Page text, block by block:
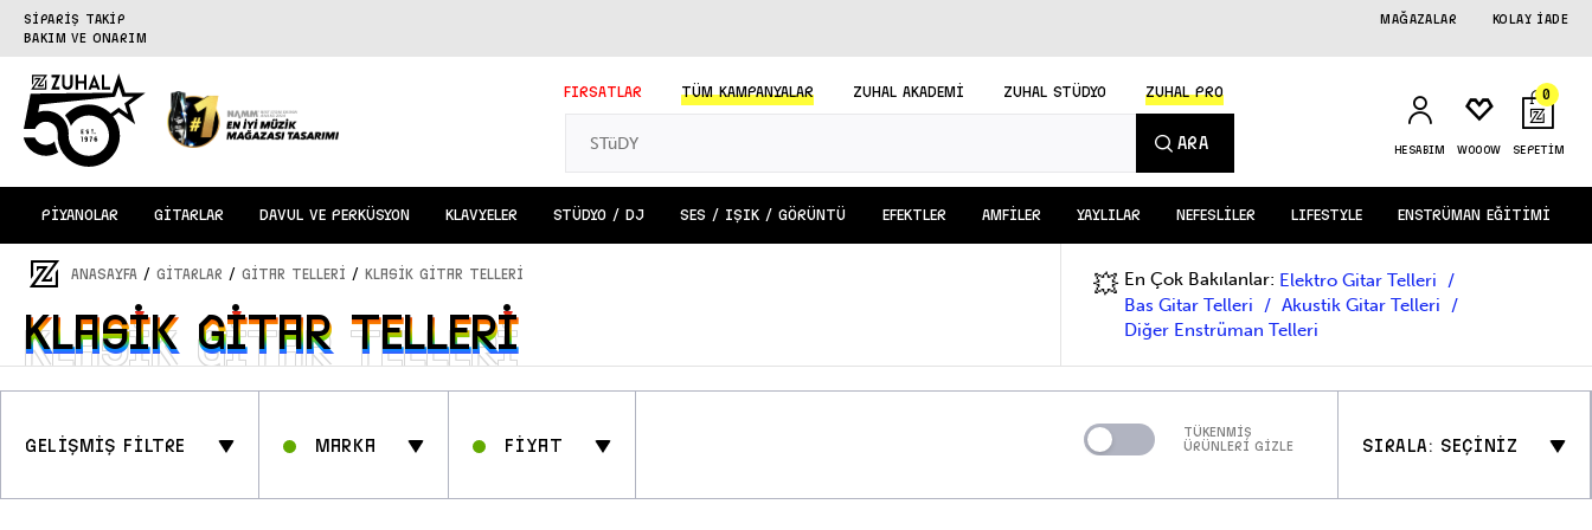
SİPARİŞ TAKİP
BAKIM VE ONARIM
KOLAY İADE
MAĞAZALAR
FIRSATLAR TÜMKAMPANYALAR ZUHAL AKADEMİ ZUHAL STÜDYO ZUHAL PRO
ARA HESABIM WOOOW
0
SEPETİM
PİYANOLAR GİTARLAR DAVUL VE PERKÜSYON KLAVYELER STÜDYO / DJ SES / IŞIK / GÖRÜNTÜ EFEKTLER AMFİLER YAYLILAR NEFESLİLER LIFESTYLE ENSTRÜMAN EĞİTİMİ
ANASAYFA / GİTARLAR / Gitar Telleri / Klasik Gitar Telleri
Klasik Gitar Telleri
Klasik Gitar Telleri
💥 En Çok Bakılanlar: Elektro Gitar Telleri
Bas Gitar Telleri
Akustik Gitar Telleri
Diğer Enstrüman Telleri
GELİŞMİŞ FİLTRE Marka Fİyat
TÜKENMİŞ
ÜRÜNLERİ GİZLE
SIRALA: SEÇİNİZ